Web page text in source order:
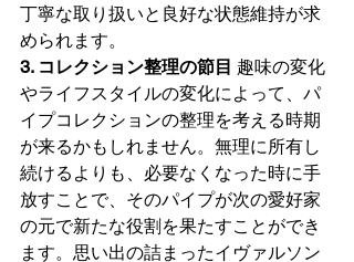
丁寧な取り扱いと良好な状態維持が求
められます。
3. コレクション整理の節目 趣味の変化
やライフスタイルの変化によって、パ
イプコレクションの整理を考える時期
が来るかもしれません。無理に所有し
続けるよりも、必要なくなった時に手
放すことで、そのパイプが次の愛好家
の元で新たな役割を果たすことができ
ます。思い出の詰まったイヴァルソン